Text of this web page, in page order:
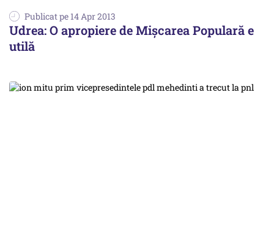
Publicat pe 14 Apr 2013
Udrea: O apropiere de Mişcarea Populară e
utilă